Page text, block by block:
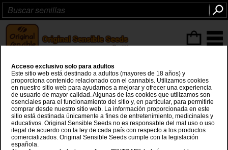
White Raspberry Truffle
Blueberryx White Widow
Acceso exclusivo solo para adultos
Este sitio web está destinado a adultos (mayores de 18 años) y
proporciona contenido relacionado con el cannabis. Utilizamos cookies
en nuestro sitio web para ayudarnos a mejorar y ofrecer una experiencia
de usuario de mayor calidad. Algunas de las cookies que utilizamos son
esenciales para el funcionamiento del sitio y, en particular, para permitirle
comprar desde nuestro sitio web. La información proporcionada en este
sitio está destinada únicamente a fines de entretenimiento, medicinales y
educativos. Original Sensible Seeds no es responsable del mal uso o uso
ilegal de acuerdo con la ley de cada país con respecto a los productos
comercializados. Original Sensible Seeds cumple con la legislación
española.